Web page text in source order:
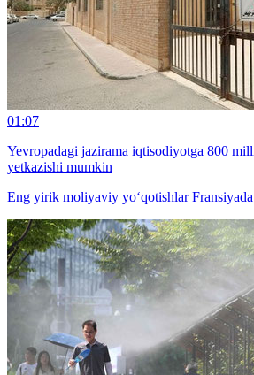
01:07
Yevropadagi jazirama iqtisodiyotga 800
yetkazishi mumkin
Eng yirik moliyaviy yo‘qotishlar